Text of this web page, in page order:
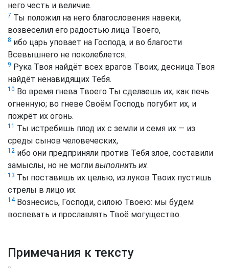
него честь и величие.
7 Ты положил на него благословения навеки,
возвеселил его радостью лица Твоего,
8 ибо царь уповает на Господа, и во благости
Всевышнего не поколеблется.
9 Рука Твоя найдёт всех врагов Твоих, десница Твоя
найдёт ненавидящих Тебя.
10 Во время гнева Твоего Ты сделаешь их, как печь
огненную; во гневе Своём Господь погубит их, и
пожрёт их огонь.
11 Ты истребишь плод их с земли и семя их — из
среды сынов человеческих,
12 ибо они предприняли против Тебя злое, составили
замыслы, но не могли выполнить их.
13 Ты поставишь их целью, из луков Твоих пустишь
стрелы в лицо их.
14Вознесись, Господи, силою Твоею: мы будем
воспевать и прославлять Твоё могущество.
Примечания к тексту